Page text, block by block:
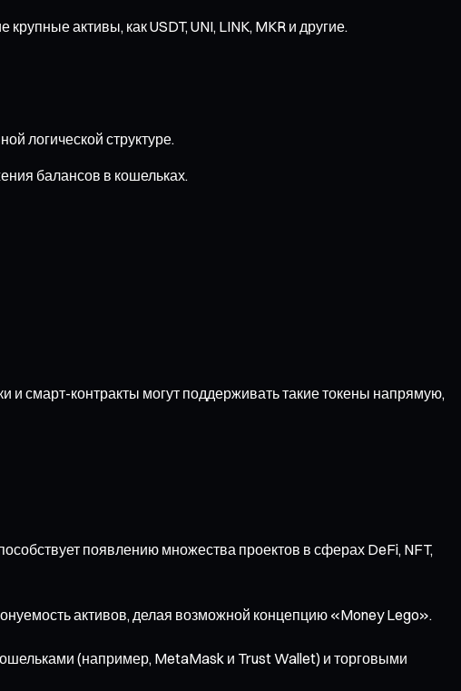
активы, как USDT, UNI, LINK, MKR и другие.
логической структуре.
балансов в кошельках.
и смарт-контракты могут поддерживать такие токены напрямую,
появлению множества проектов в сферах DeFi, NFT,
активов, делая возможной концепцию «Money Lego».
(например, MetaMask и Trust Wallet) и торговыми